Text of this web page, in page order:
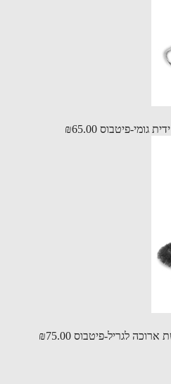
₪65.00
₪75.00